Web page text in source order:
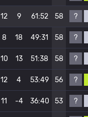
12 9 61:52 58 ?
8 18 49:31 58 ?
10 13 51:38 58 ?
12 4 53:49 56 ?
11 -4 36:40 53 ?